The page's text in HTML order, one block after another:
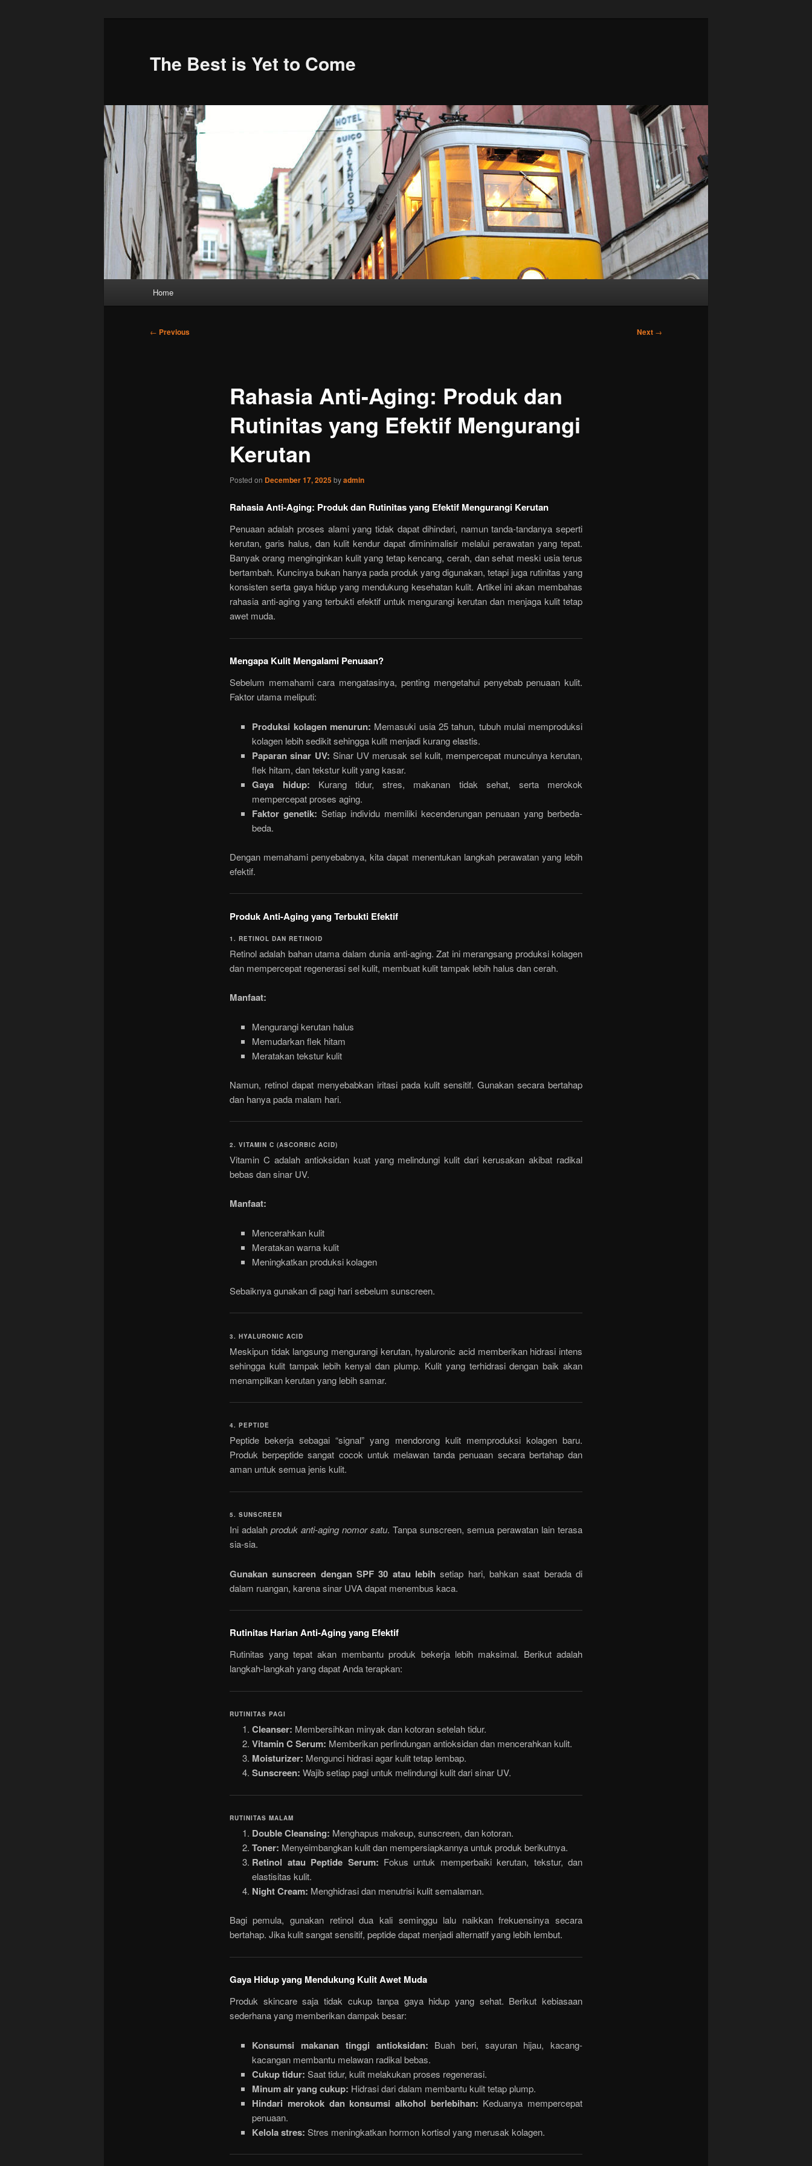
The Best is Yet to Come
Home
Post
← Previous Next →
Rahasia Anti-Aging: Produk dan
Rutinitas yang Efektif Mengurangi
Kerutan
Posted on December 17, 2025byadmin
Rahasia Anti-Aging: Produk dan Rutinitas yang Efektif Mengurangi Kerutan
Penuaan adalah proses alami yang tidak dapat dihindari, namun tanda-tandanya seperti
kerutan, garis halus, dan kulit kendur dapat diminimalisir melalui perawatan yang tepat.
Banyak orang menginginkan kulit yang tetap kencang, cerah, dan sehat meski usia terus
bertambah. Kuncinya bukan hanya pada produk yang digunakan, tetapi juga rutinitas yang
konsisten serta gaya hidup yang mendukung kesehatan kulit. Artikel ini akan membahas
rahasia anti-aging yang terbukti efektif untuk mengurangi kerutan dan menjaga kulit tetap
awet muda.
Mengapa Kulit Mengalami Penuaan?
Sebelum memahami cara mengatasinya, penting mengetahui penyebab penuaan kulit.
Faktor utama meliputi:
Produksi kolagen menurun: Memasuki usia 25 tahun, tubuh mulai memproduksi
kolagen lebih sedikit sehingga kulit menjadi kurang elastis.
Paparan sinar UV: Sinar UV merusak sel kulit, mempercepat munculnya kerutan,
flek hitam, dan tekstur kulit yang kasar.
Gaya hidup: Kurang tidur, stres, makanan tidak sehat, serta merokok
mempercepat proses aging.
Faktor genetik: Setiap individu memiliki kecenderungan penuaan yang berbeda-
beda.
Dengan memahami penyebabnya, kita dapat menentukan langkah perawatan yang lebih
efektif.
Produk Anti-Aging yang Terbukti Efektif
1. RETINOL DAN RETINOID
Retinol adalah bahan utama dalam dunia anti-aging. Zat ini merangsang produksi kolagen
dan mempercepat regenerasi sel kulit, membuat kulit tampak lebih halus dan cerah.
Manfaat:
Mengurangi kerutan halus
Memudarkan flek hitam
Meratakan tekstur kulit
Namun, retinol dapat menyebabkan iritasi pada kulit sensitif. Gunakan secara bertahap
dan hanya pada malam hari.
2. VITAMIN C (ASCORBIC ACID)
Vitamin C adalah antioksidan kuat yang melindungi kulit dari kerusakan akibat radikal
bebas dan sinar UV.
Manfaat:
Mencerahkan kulit
Meratakan warna kulit
Meningkatkan produksi kolagen
Sebaiknya gunakan di pagi hari sebelum sunscreen.
3. HYALURONIC ACID
Meskipun tidak langsung mengurangi kerutan, hyaluronic acid memberikan hidrasi intens
sehingga kulit tampak lebih kenyal dan plump. Kulit yang terhidrasi dengan baik akan
menampilkan kerutan yang lebih samar.
4. PEPTIDE
Peptide bekerja sebagai “signal” yang mendorong kulit memproduksi kolagen baru.
Produk berpeptide sangat cocok untuk melawan tanda penuaan secara bertahap dan
aman untuk semua jenis kulit.
5. SUNSCREEN
Ini adalah produk anti-aging nomor satu. Tanpa sunscreen, semua perawatan lain terasa
sia-sia.
Gunakan sunscreen dengan SPF 30 atau lebih setiap hari, bahkan saat berada di
dalam ruangan, karena sinar UVA dapat menembus kaca.
Rutinitas Harian Anti-Aging yang Efektif
Rutinitas yang tepat akan membantu produk bekerja lebih maksimal. Berikut adalah
langkah-langkah yang dapat Anda terapkan:
RUTINITAS PAGI
Cleanser: Membersihkan minyak dan kotoran setelah tidur.
Vitamin C Serum: Memberikan perlindungan antioksidan dan mencerahkan kulit.
Moisturizer: Mengunci hidrasi agar kulit tetap lembap.
Sunscreen: Wajib setiap pagi untuk melindungi kulit dari sinar UV.
RUTINITAS MALAM
Double Cleansing: Menghapus makeup, sunscreen, dan kotoran.
Toner: Menyeimbangkan kulit dan mempersiapkannya untuk produk berikutnya.
Retinol atau Peptide Serum: Fokus untuk memperbaiki kerutan, tekstur, dan
elastisitas kulit.
Night Cream: Menghidrasi dan menutrisi kulit semalaman.
Bagi pemula, gunakan retinol dua kali seminggu lalu naikkan frekuensinya secara
bertahap. Jika kulit sangat sensitif, peptide dapat menjadi alternatif yang lebih lembut.
Gaya Hidup yang Mendukung Kulit Awet Muda
Produk skincare saja tidak cukup tanpa gaya hidup yang sehat. Berikut kebiasaan
sederhana yang memberikan dampak besar:
Konsumsi makanan tinggi antioksidan: Buah beri, sayuran hijau, kacang-
kacangan membantu melawan radikal bebas.
Cukup tidur: Saat tidur, kulit melakukan proses regenerasi.
Minum air yang cukup: Hidrasi dari dalam membantu kulit tetap plump.
Hindari merokok dan konsumsi alkohol berlebihan: Keduanya mempercepat
penuaan.
Kelola stres: Stres meningkatkan hormon kortisol yang merusak kolagen.